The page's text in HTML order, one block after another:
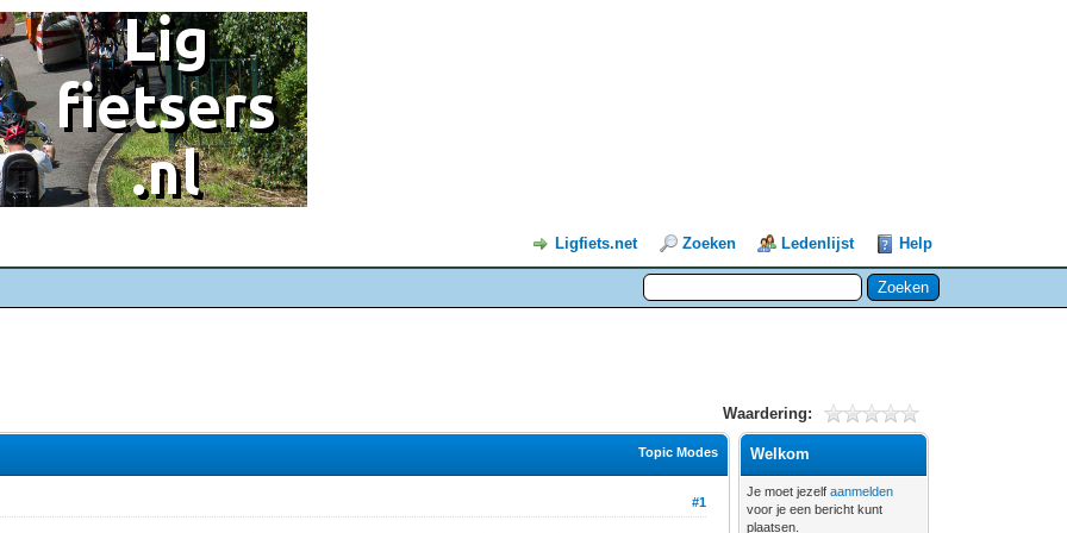
Ligfiets.net Zoeken Ledenlijst Help
Waardering:
Topic Modes
#1
Welkom
Je moet jezelfaanmelden
voor je een bericht kunt
plaatsen.